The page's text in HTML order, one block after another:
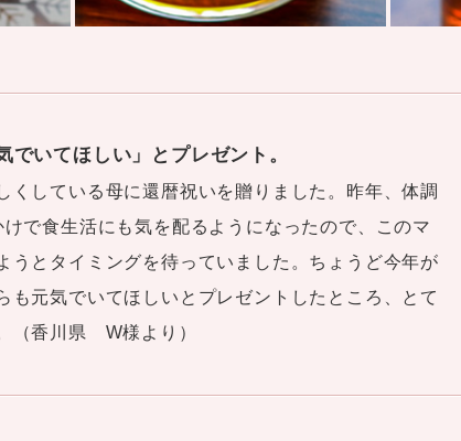
でいてほしい」とプレゼント。
くしている母に還暦祝いを贈りました。昨年、体調
で食生活にも気を配るようになったので、このマ
とタイミングを待っていました。ちょうど今年が
元気でいてほしいとプレゼントしたところ、とて
（香川県 W様より）